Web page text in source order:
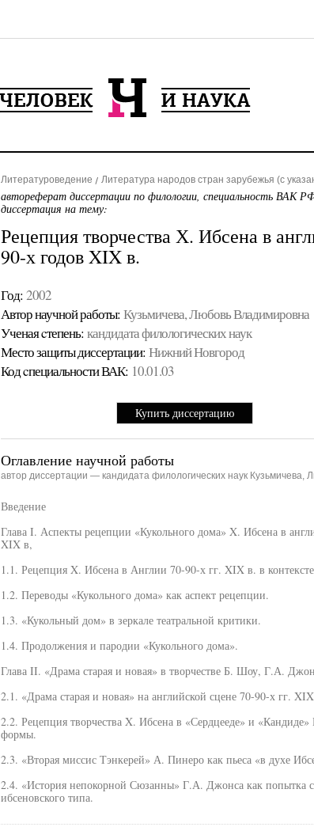
Литературоведение Литература народов стран зарубежья (с
автореферат диссертации по филологии, специальность ВАК
диссертация на тему:
Рецепция творчества Х. Ибсена в
90-х годов XIX в.
Год: 2002
Автор научной работы: Кузьмичева, Любовь Владимировна
Ученая cтепень: кандидата филологических наук
Место защиты диссертации: Нижний Новгород
Код cпециальности ВАК: 10.01.03
Купить диссертацию
Оглавление научной работы
автор диссертации — кандидата филологических наук Кузьмичева,
Введение
Глава I. Аспекты рецепции «Кукольного дома» X. Ибсена в
XIX в,
1.1. Рецепция X. Ибсена в Англии 70-90-х гг. XIX в. в
1.2. Переводы «Кукольного дома» как аспект рецепции.
1.3. «Кукольный дом» в зеркале театральной критики.
1.4. Продолжения и пародии «Кукольного дома».
Глава II. «Драма старая и новая» в творчестве Б. Шоу, Г.А.
2.1. «Драма старая и новая» на английской сцене 70-90-х гг. XIX
2.2. Рецепция творчества X. Ибсена в «Сердцееде» и
формы.
2.3. «Вторая миссис Тэнкерей» А. Пинеро как пьеса «в духе
2.4. «История непокорной Сюзанны» Г.А. Джонса как попытка
ибсеновского типа.